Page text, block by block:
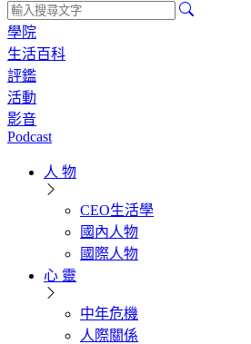
學院
生活百科
評鑑
活動
影音
Podcast
人 物
CEO生活學
國內人物
國際人物
心 靈
中年危機
人際關係